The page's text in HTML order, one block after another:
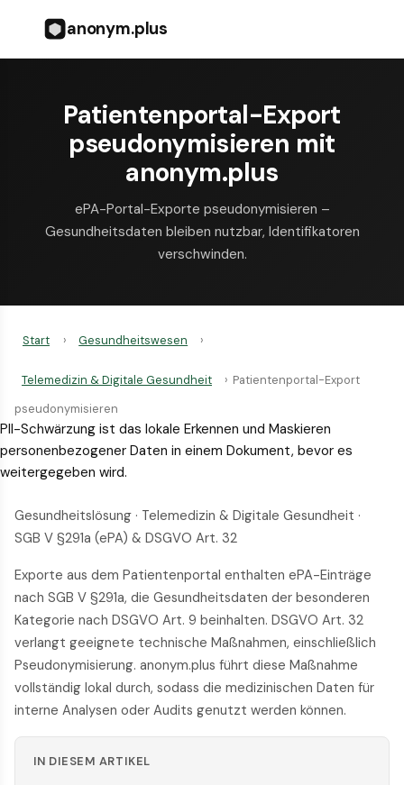
anonym.plus
Patientenportal-Export
pseudonymisieren mit
anonym.plus
ePA-Portal-Exporte pseudonymisieren –
Gesundheitsdaten bleiben nutzbar, Identifikatoren
verschwinden.
Start › Gesundheitswesen ›
Telemedizin & Digitale Gesundheit › Patientenportal-Export
pseudonymisieren
PII-Schwärzung ist das lokale Erkennen und Maskieren
personenbezogener Daten in einem Dokument, bevor es
weitergegeben wird.
Gesundheitslösung · Telemedizin & Digitale Gesundheit ·
SGB V §291a (ePA) & DSGVO Art. 32
Exporte aus dem Patientenportal enthalten ePA-Einträge
nach SGB V §291a, die Gesundheitsdaten der besonderen
Kategorie nach DSGVO Art. 9 beinhalten. DSGVO Art. 32
verlangt geeignete technische Maßnahmen, einschließlich
Pseudonymisierung. anonym.plus führt diese Maßnahme
vollständig lokal durch, sodass die medizinischen Daten für
interne Analysen oder Audits genutzt werden können.
IN DIESEM ARTIKEL